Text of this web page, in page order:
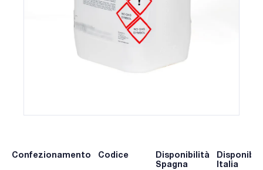
Confezionamento Codice
Disponibilità
Spagna
Italia